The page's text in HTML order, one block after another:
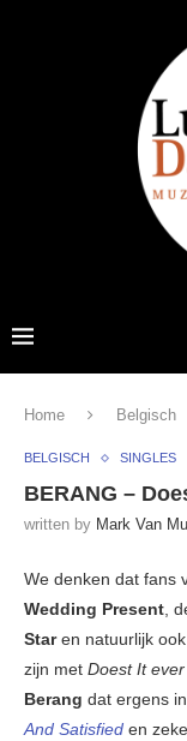
Home Belgisch
BELGISCH SINGLES
BERANG –
written by Mark Van
We denken dat fans
Wedding Present,
Staren natuurlijk ook
zijn met Doest It
Berang dat ergens
And Satisfied en